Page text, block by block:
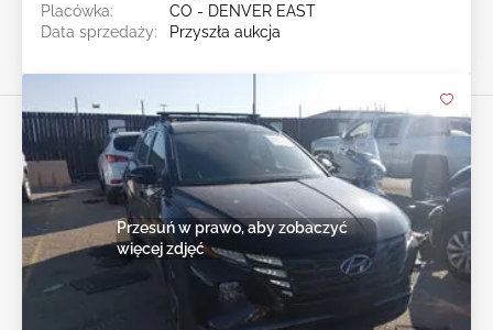
Placówka:
CO - DENVER EAST
Data sprzedaży:
Przyszła aukcja
Przesuń w prawo, aby zobaczyć
więcej zdjęć